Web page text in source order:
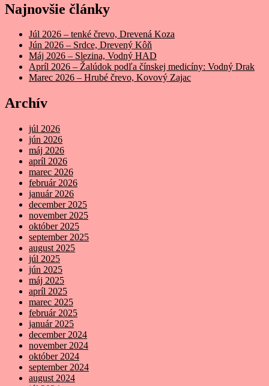
Najnovšie články
Júl 2026 – tenké črevo, Drevená Koza
Jún 2026 – Srdce, Drevený Kôň
Máj 2026 – Slezina, Vodný HAD
Apríl 2026 – Žalúdok podľa čínskej medicíny: Vodný Drak
Marec 2026 – Hrubé črevo, Kovový Zajac
Archív
júl 2026
jún 2026
máj 2026
apríl 2026
marec 2026
február 2026
január 2026
december 2025
november 2025
október 2025
september 2025
august 2025
júl 2025
jún 2025
máj 2025
apríl 2025
marec 2025
február 2025
január 2025
december 2024
november 2024
október 2024
september 2024
august 2024